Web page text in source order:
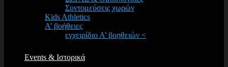
Συντομεύσεις χωρών
Kids Athletics
Α’ βοήθειες
εγχειρίδιο Α’ βοηθειών <
Events & Ιστορικά